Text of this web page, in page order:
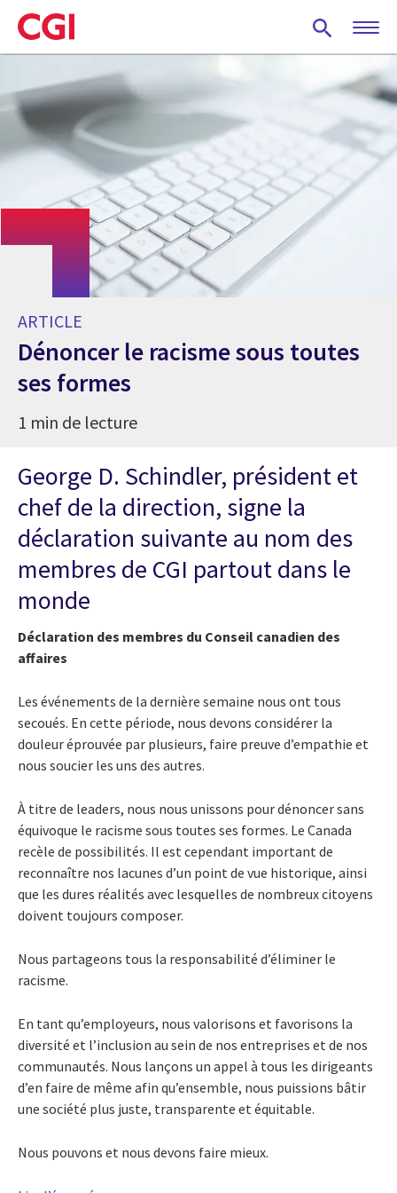
Skip
to
main
ARTICLE
Dénoncer le racisme sous toutes
ses formes
1 min de lecture
George D. Schindler, président et
chef de la direction, signe la
déclaration suivante au nom des
membres de CGI partout dans le
monde
Déclaration des membres du Conseil canadien des
affaires
Les événements de la dernière semaine nous ont tous
secoués. En cette période, nous devons considérer la
douleur éprouvée par plusieurs, faire preuve d’empathie et
nous soucier les uns des autres.
À titre de leaders, nous nous unissons pour dénoncer sans
équivoque le racisme sous toutes ses formes. Le Canada
recèle de possibilités. Il est cependant important de
reconnaître nos lacunes d’un point de vue historique, ainsi
que les dures réalités avec lesquelles de nombreux citoyens
doivent toujours composer.
Nous partageons tous la responsabilité d’éliminer le
racisme.
En tant qu’employeurs, nous valorisons et favorisons la
diversité et l’inclusion au sein de nos entreprises et de nos
communautés. Nous lançons un appel à tous les dirigeants
d’en faire de même afin qu’ensemble, nous puissions bâtir
une société plus juste, transparente et équitable.
Nous pouvons et nous devons faire mieux.